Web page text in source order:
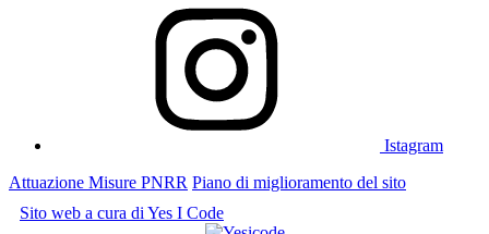
Istagram
Attuazione Misure PNRR Piano di miglioramento del sito
Sito web a cura di Yes I Code